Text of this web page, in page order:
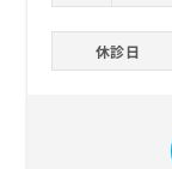
休診日